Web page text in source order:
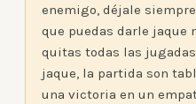
enemigo, déjale
que puedas darle jaque
quitas todas las
jaque, la partida son
una victoria en un